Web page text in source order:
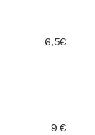
6,5€
9 €